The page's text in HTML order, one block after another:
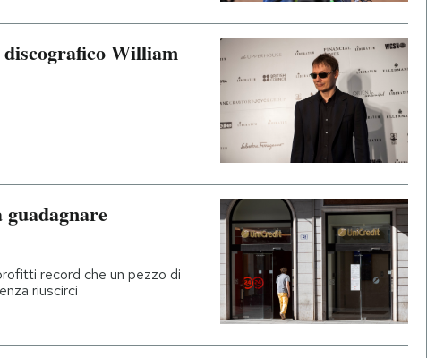
William
record che un pezzo di
riuscirci